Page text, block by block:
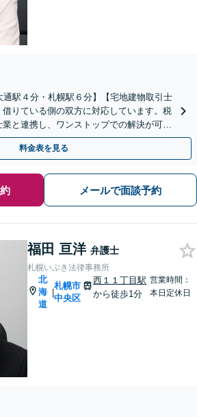
通駅４分・札幌駅６分】【宅地建物取引士
りている側の双方に対応しています。税
と連携し、ワンストップでの解決が可能
、お早めにご相談ください。
料金表を見る
メールで面談予約
福田 亘洋 弁護士
札幌いぶき法律事務所
北
海
道
|
札幌市
中央区
西１１丁目駅
から徒歩1分
営業時間：
本日定休日